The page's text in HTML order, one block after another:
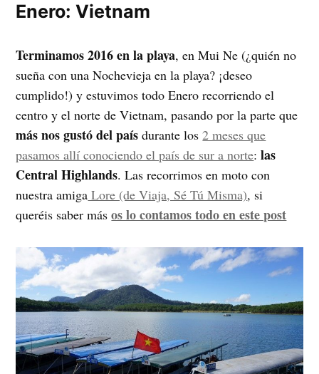
Enero: Vietnam
Terminamos 2016 en la playa, en Mui Ne (¿quién no
sueña con una Nochevieja en la playa? ¡deseo
cumplido!) y estuvimos todo Enero recorriendo el
centro y el norte de Vietnam, pasando por la parte que
más nos gustó del país durante los2 meses que
pasamos allí conociendo el país de sur a norte:las
Central Highlands. Las recorrimos en moto con
nuestra amiga Lore (de Viaja, Sé Tú Misma), si
queréis saber másos lo contamos todo en este post